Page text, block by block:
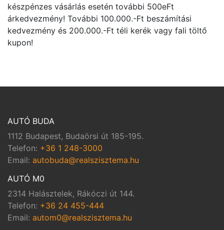
készpénzes vásárlás esetén további 500eFt
árkedvezmény! További 100.000.-Ft beszámítási
kedvezmény és 200.000.-Ft téli kerék vagy fali töltő
kupon!
AUTÓ BUDA
1112 Budapest, Budaörsi út 185-195.
Telefon: +36 1 248-3000
Email: autobuda@realszisztema.hu
AUTÓ M0
2314 Halásztelek, Rákóczi út 144.
Telefon: +36 24 455-444
Email: autom0@realszisztema.hu